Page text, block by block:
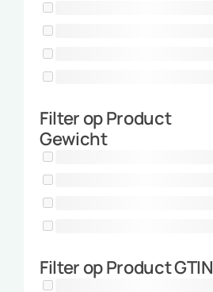
Filter op Product
Gewicht
Filter op Product GTIN